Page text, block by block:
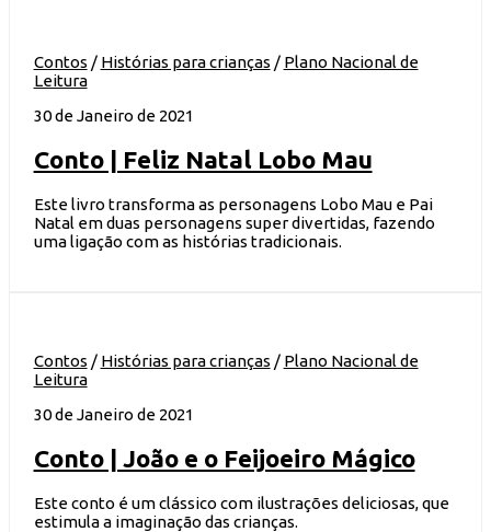
Contos / Histórias para crianças / Plano Nacional de
Leitura
30 de Janeiro de 2021
Conto | Feliz Natal Lobo Mau
Este livro transforma as personagens Lobo Mau e Pai
Natal em duas personagens super divertidas, fazendo
uma ligação com as histórias tradicionais.
Contos / Histórias para crianças / Plano Nacional de
Leitura
30 de Janeiro de 2021
Conto | João e o Feijoeiro Mágico
Este conto é um clássico com ilustrações deliciosas, que
estimula a imaginação das crianças.